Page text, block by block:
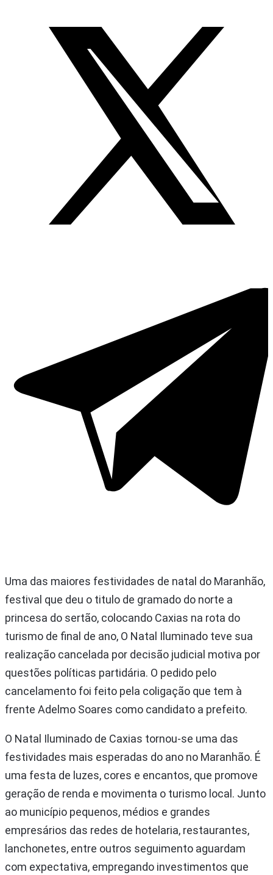
Uma das maiores festividades de natal do Maranhão,
festival que deu o titulo de gramado do norte a
princesa do sertão, colocando Caxias na rota do
turismo de final de ano, O Natal Iluminado teve sua
realização cancelada por decisão judicial motiva por
questões políticas partidária. O pedido pelo
cancelamento foi feito pela coligação que tem à
frente Adelmo Soares como candidato a prefeito.
O Natal Iluminado de Caxias tornou-se uma das
festividades mais esperadas do ano no Maranhão. É
uma festa de luzes, cores e encantos, que promove
geração de renda e movimenta o turismo local. Junto
ao município pequenos, médios e grandes
empresários das redes de hotelaria, restaurantes,
lanchonetes, entre outros seguimento aguardam
com expectativa, empregando investimentos que